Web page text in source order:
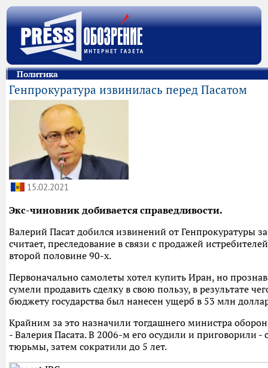
Политика
Генпрокуратура извинилась перед Пасатом
15.02.2021
Экс-чиновник добивается справедливости.
Валерий Пасат добился извинений от Генпрокуратуры
считает, преследование в связи с продажей
второй половине 90-х.
Первоначально самолеты хотел купить Иран, но
сумели продавить сделку в свою пользу, в результате
бюджету государства был нанесен ущерб в 53 млн
Крайним за это назначили тогдашнего министра
- Валерия Пасата. В 2006-м его осудили и приговорили -
тюрьмы, затем сократили до 5 лет.